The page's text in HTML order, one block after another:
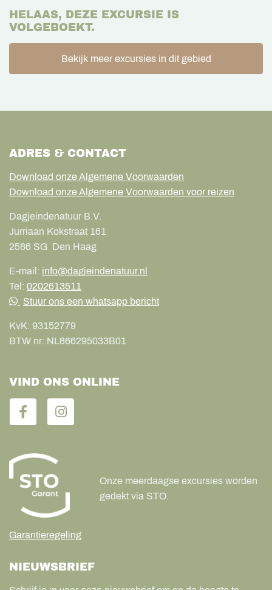
HELAAS, DEZE EXCURSIE IS
VOLGEBOEKT.
Bekijk meer excursies in dit gebied
ADRES & CONTACT
Download onze Algemene Voorwaarden
Download onze Algemene Voorwaarden voor reizen
Dagjeindenatuur B.V.
Jurriaan Kokstraat 161
2586 SG Den Haag
E-mail: info@dagjeindenatuur.nl
Tel: 0202613511
Stuur ons een whatsapp bericht
KvK: 93152779
BTW nr: NL866295033B01
VIND ONS ONLINE
Garantieregeling
Onze meerdaagse excursies worden
gedekt via STO.
NIEUWSBRIEF